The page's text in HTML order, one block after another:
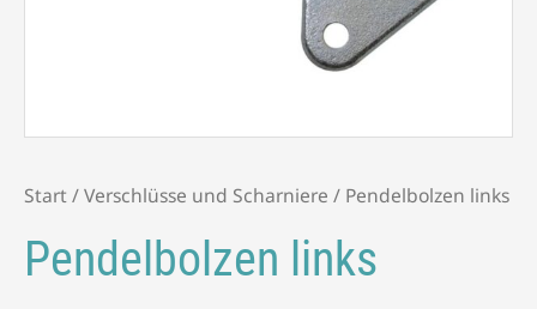
Start/Verschlüsse und Scharniere / Pendelbolzen links
Pendelbolzen links